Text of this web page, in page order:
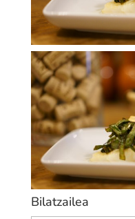
Bilatzailea